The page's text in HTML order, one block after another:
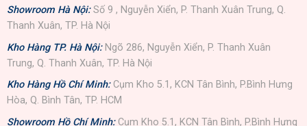
Showroom Hà Nội: Số 9 , Nguyễn Xiển, P. Thanh Xuân Trung, Q.
Thanh Xuân, TP. Hà Nội
Kho Hàng TP. Hà Nội: Ngõ 286, Nguyễn Xiển, P. Thanh Xuân
Trung, Q. Thanh Xuân, TP. Hà Nội
Kho Hàng Hồ Chí Minh: Cụm Kho 5.1, KCN Tân Bình, P.Bình Hưng
Hòa, Q. Bình Tân, TP. HCM
Showroom Hồ Chí Minh: Cụm Kho 5.1, KCN Tân Bình, P.Bình Hưng